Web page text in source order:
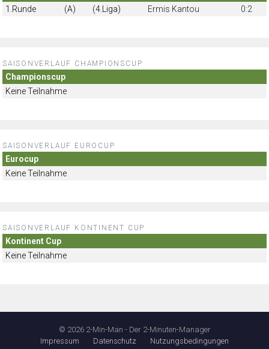
1.Runde
(A) (4.Liga) Ermis Kantou 0:2
SAISONVERLAUF CHAMPIONSCUP
Championscup
Keine Teilnahme
SAISONVERLAUF EUROCUP
Eurocup
Keine Teilnahme
SAISONVERLAUF KONTINENT CUP
Kontinent Cup
Keine Teilnahme
© 2026 2-Min-Man - Der 2-Minuten-Manager
Impressum
Datenschutz Nutzungsbedingungen